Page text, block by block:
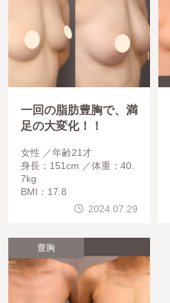
一回の脂肪豊胸で、満
足の大変化！！
女性
年齢21才
身長：151cm
体重：40.
7kg
BMI：17.8
2024.07.29
豊胸